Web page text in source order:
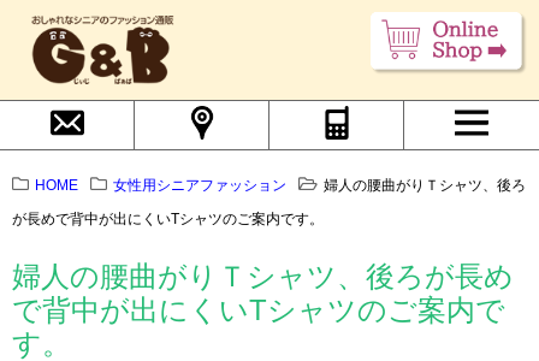
HOME 女性用シニアファッション
婦人の腰曲がりＴシャツ、後ろ
が長めで背中が出にくいTシャツのご案内です。
婦人の腰曲がりＴシャツ、後ろが長め
で背中が出にくいTシャツのご案内で
す。